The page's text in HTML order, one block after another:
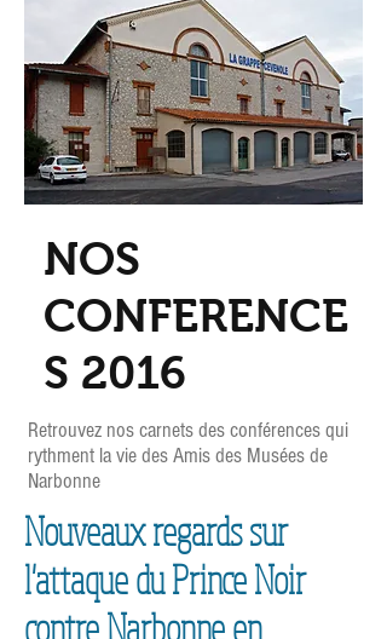
NOS
CONFERENCE
S 2016
Retrouvez nos carnets des conférences qui
rythment la vie des Amis des Musées de
Narbonne
Nouveaux regards sur
l'attaque du Prince Noir
contre Narbonne en